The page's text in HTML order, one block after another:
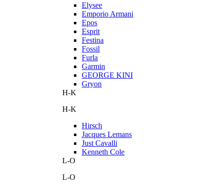
Elysee
Emporio Armani
Epos
Esprit
Festina
Fossil
Furla
Garmin
GEORGE KINI
Gryon
H-K
H-K
Hirsch
Jacques Lemans
Just Cavalli
Kenneth Cole
L-O
L-O